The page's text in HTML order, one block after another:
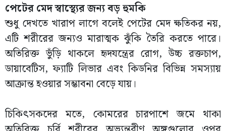
পেটের মেদ স্বাস্থ্যের জন্য বড় হুমকি
শুধু দেখতে খারাপ লাগে বলেই পেটের মেদ ক্ষতিকর নয়,
এটি শরীরের জন্যও মারাত্মক ঝুঁকি তৈরি করতে পারে।
অতিরিক্ত ভুঁড়ি থাকলে হৃদযন্ত্রের রোগ, উচ্চ রক্তচাপ,
ডায়াবেটিস, ফ্যাটি লিভার এবং কিডনির বিভিন্ন সমস্যায়
আক্রান্ত হওয়ার সম্ভাবনা বেড়ে যায়।
চিকিৎসকদের মতে, কোমরের চারপাশে জমে থাকা